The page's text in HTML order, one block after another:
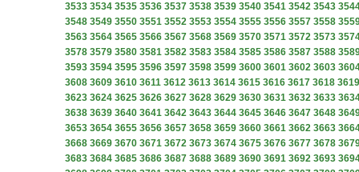
3533 3534 3535 3536 3537 3538 3539 3540 3541 3542 3543
3548 3549 3550 3551 3552 3553 3554 3555 3556 3557 3558
3563 3564 3565 3566 3567 3568 3569 3570 3571 3572 3573
3578 3579 3580 3581 3582 3583 3584 3585 3586 3587 3588
3593 3594 3595 3596 3597 3598 3599 3600 3601 3602 3603
3608 3609 3610 3611 3612 3613 3614 3615 3616 3617 3618 3619
3623 3624 3625 3626 3627 3628 3629 3630 3631 3632 3633
3638 3639 3640 3641 3642 3643 3644 3645 3646 3647 3648
3653 3654 3655 3656 3657 3658 3659 3660 3661 3662 3663
3668 3669 3670 3671 3672 3673 3674 3675 3676 3677 3678
3683 3684 3685 3686 3687 3688 3689 3690 3691 3692 3693